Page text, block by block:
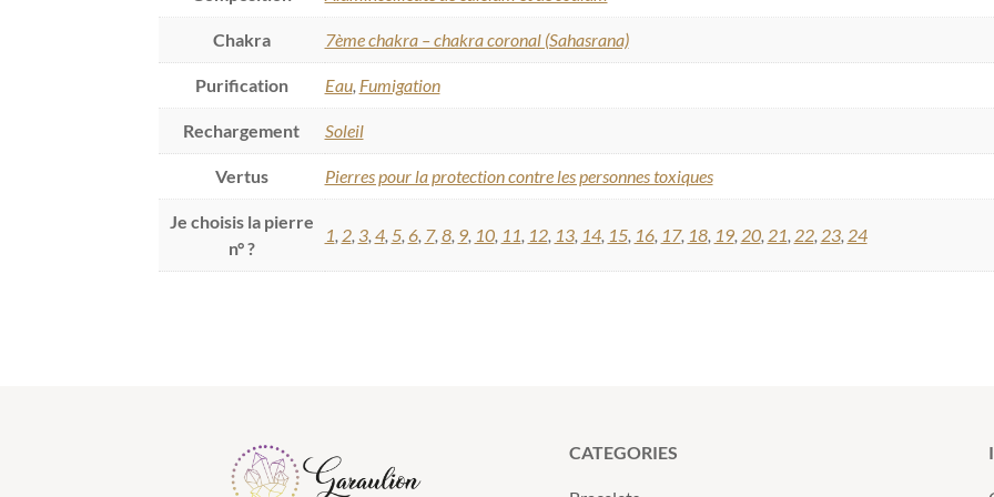
Chakra 7ème chakra – chakra coronal (Sahasrana)
Purification Eau, Fumigation
Rechargement Soleil
Vertus Pierres pour la protection contre les personnes toxiques
Je choisis la pierre
n° ?
1, 2, 3, 4, 5, 6, 7, 8, 9, 10, 11, 12, 13, 14, 15, 16, 17, 18, 19, 20, 21, 22, 23, 24
CATEGORIES